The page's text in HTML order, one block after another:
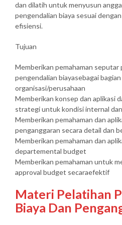
dan dilatih untuk menyusun
pengendalian biaya sesuai
efisiensi.
Tujuan
Memberikan pemahaman seputar
pengendalian biayasebagai
organisasi/perusahaan
Memberikan konsep dan aplikasi
strategi untuk kondisi internal
Memberikan pemahaman dan
penganggaran secara detail dan
Memberikan pemahaman dan
departemental budget
Memberikan pemahaman untuk
approval budget secaraefektif
Materi Pelatihan
Biaya Dan